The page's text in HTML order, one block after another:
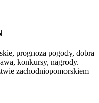
prognoza pogody, dobra
konkursy, nagrody.
zachodniopomorskiem